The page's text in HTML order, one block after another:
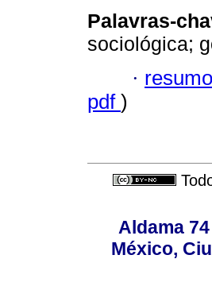
Palavras-
sociológica;
·
pdf )
Aldama
México,